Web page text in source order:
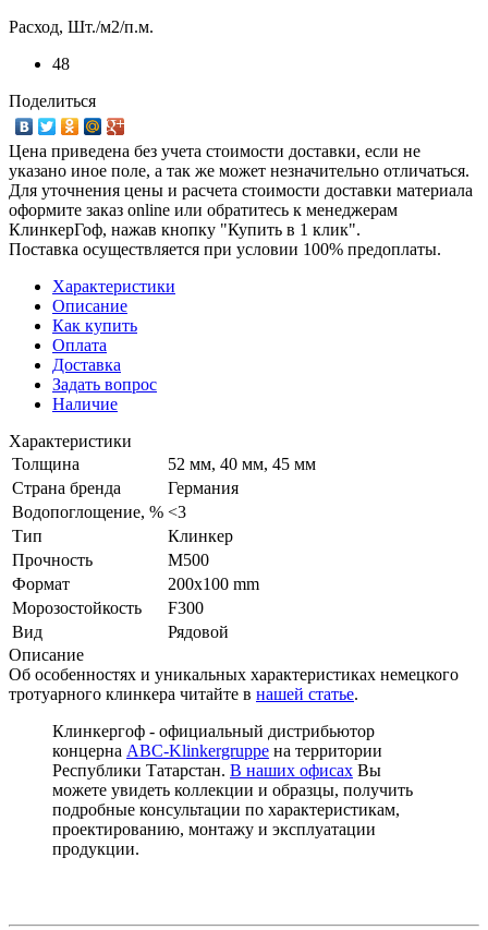
Расход, Шт./м2/п.м.
48
Поделиться
Цена приведена без учета стоимости доставки, если не
указано иное поле, а так же может незначительно отличаться.
Для уточнения цены и расчета стоимости доставки материала
оформите заказ online или обратитесь к менеджерам
КлинкерГоф, нажав кнопку "Купить в 1 клик".
Поставка осуществляется при условии 100% предоплаты.
Характеристики
Описание
Как купить
Оплата
Доставка
Задать вопрос
Наличие
Характеристики
Толщина
52 мм, 40 мм, 45 мм
Страна бренда
Германия
Водопоглощение, % <3
Тип
Клинкер
Прочность
М500
Формат
200x100 mm
Морозостойкость
F300
Вид
Рядовой
Описание
Об особенностях и уникальных характеристиках немецкого
тротуарного клинкера читайте в нашей статье.
Клинкергоф - официальный дистрибьютор
концерна ABC-Klinkergruppe на территории
Республики Татарстан. В наших офисах Вы
можете увидеть коллекции и образцы, получить
подробные консультации по характеристикам,
проектированию, монтажу и эксплуатации
продукции.